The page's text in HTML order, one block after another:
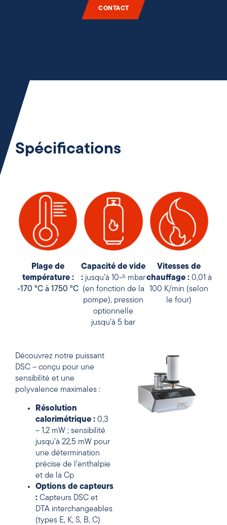
CONTACT
Spécifications
Plage de
température :
-170 °C à 1750 °C
Capacité de vide
: jusqu’à 10-⁵ mbar
(en fonction de la
pompe), pression
optionnelle
jusqu’à 5 bar
Vitesses de
chauffage :0,01 à
100 K/min (selon
le four)
Découvrez notre puissant
DSC – conçu pour une
sensibilité et une
polyvalence maximales :
Résolution
calorimétrique : 0,3
– 1,2 mW ; sensibilité
jusqu’à 22,5 mW pour
une détermination
précise de l’enthalpie
et de la Cp
Options de capteurs
: Capteurs DSC et
DTA interchangeables
(types E, K, S, B, C)